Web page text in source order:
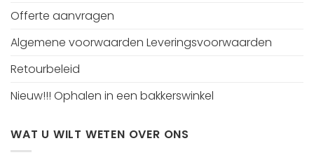
Offerte aanvragen
Algemene voorwaarden Leveringsvoorwaarden
Retourbeleid
Nieuw!!! Ophalen in een bakkerswinkel
WAT U WILT WETEN OVER ONS